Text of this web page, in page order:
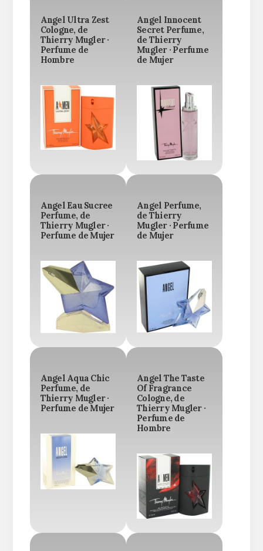
Angel Ultra Zest
Cologne, de
Thierry Mugler ·
Perfume de
Hombre
Angel Innocent
Secret Perfume,
de Thierry
Mugler · Perfume
de Mujer
Angel Eau Sucree
Perfume, de
Thierry Mugler ·
Perfume de Mujer
Angel Perfume,
de Thierry
Mugler · Perfume
de Mujer
Angel Aqua Chic
Perfume, de
Thierry Mugler ·
Perfume de Mujer
Angel The Taste
Of Fragrance
Cologne, de
Thierry Mugler ·
Perfume de
Hombre